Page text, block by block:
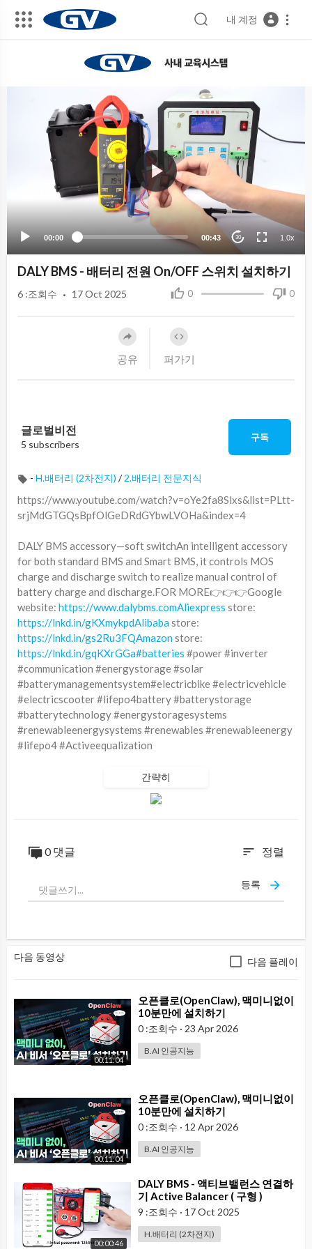
내 계정
00:00 00:43 30 1.0x
DALY BMS - 배터리 전원 On/OFF 스위치 설치하기
0 0
6 :조회수 · 17 Oct 2025
공유 퍼가기
글로벌비전
5 subscribers
구독
- H.배터리 (2차전지) /2.배터리 전문지식
⁣https://www.youtube.com/watch?v=oYe2fa8Slxs&list=PLtt-
srjMdGTGQsBpfOlGeDRdGYbwLVOHa&index=4
DALY BMS accessory—soft switchAn intelligent accessory
for both standard BMS and Smart BMS, it controls MOS
charge and discharge switch to realize manual control of
battery charge and discharge.FOR MORE👉👉👉Google
website: https://www.dalybms.comAliexpress store:
https://lnkd.in/gKXmykpdAlibabastore:
https://lnkd.in/gs2Ru3FQAmazonstore:
https://lnkd.in/gqKXrGGa#batteries #power #inverter
#communication #energystorage #solar
#batterymanagementsystem#electricbike #electricvehicle
#electricscooter #lifepo4battery #batterystorage
#batterytechnology #energystoragesystems
#renewableenergysystems #renewables #renewableenergy
#lifepo4 #Activeequalization
간략히
0 댓글 sort 정렬
등록
다음 동영상 다음 플레이
00:11:04
⁣오픈클로(OpenClaw), 맥미니없이
10분만에 설치하기
0 :조회수 · 23 Apr 2026
B.AI 인공지능
00:11:04
⁣오픈클로(OpenClaw), 맥미니없이
10분만에 설치하기
0 :조회수 · 12 Apr 2026
B.AI 인공지능
00:00:46
⁣DALY BMS - 액티브밸런스 연결하
기 Active Balancer ( 구형 )
9 :조회수 · 17 Oct 2025
H.배터리 (2차전지)